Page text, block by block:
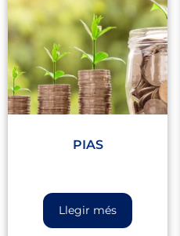
PIAS
Llegir més